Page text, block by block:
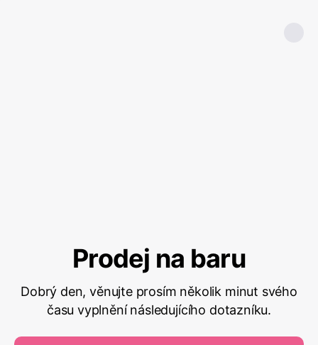
Prodej na baru
Dobrý den, věnujte prosím několik minut svého
času vyplnění následujícího dotazníku.